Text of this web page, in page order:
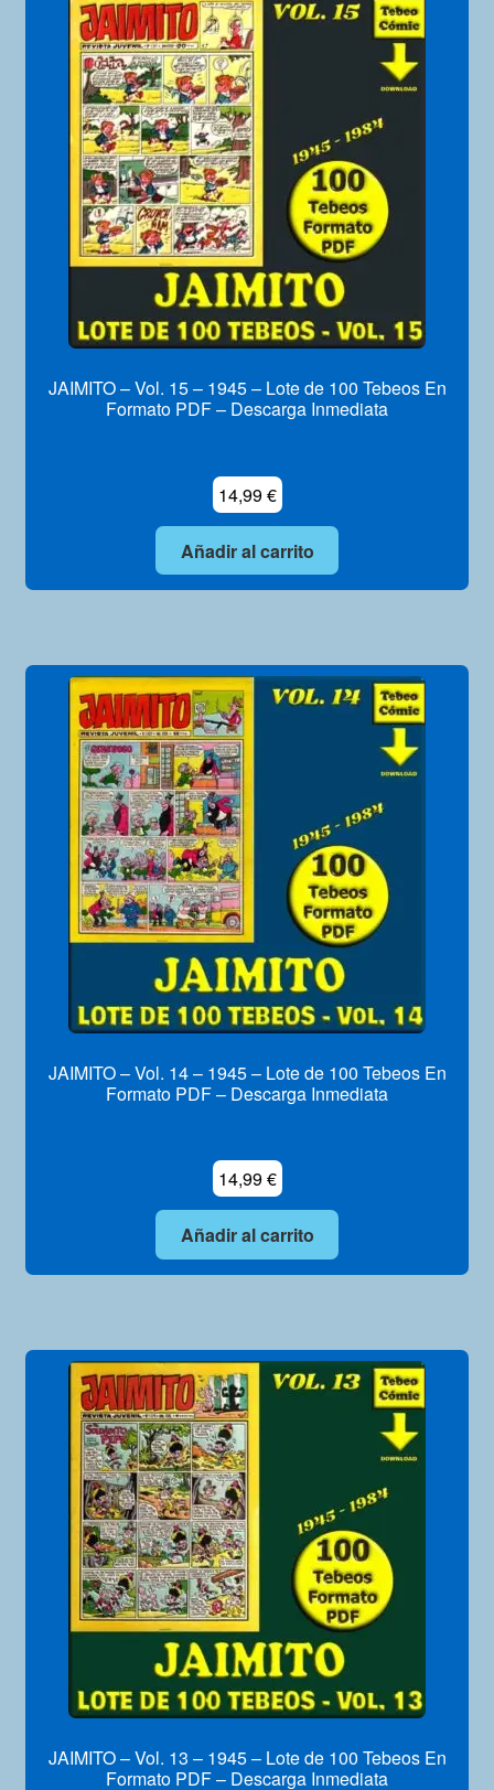
Mi Cuenta
JAIMITO – Vol. 15 – 1945 – Lote de 100 Tebeos En
Formato PDF – Descarga Inmediata
14,99€
Añadir al carrito
JAIMITO – Vol. 14 – 1945 – Lote de 100 Tebeos En
Formato PDF – Descarga Inmediata
14,99€
Añadir al carrito
JAIMITO – Vol. 13 – 1945 – Lote de 100 Tebeos En
Formato PDF – Descarga Inmediata